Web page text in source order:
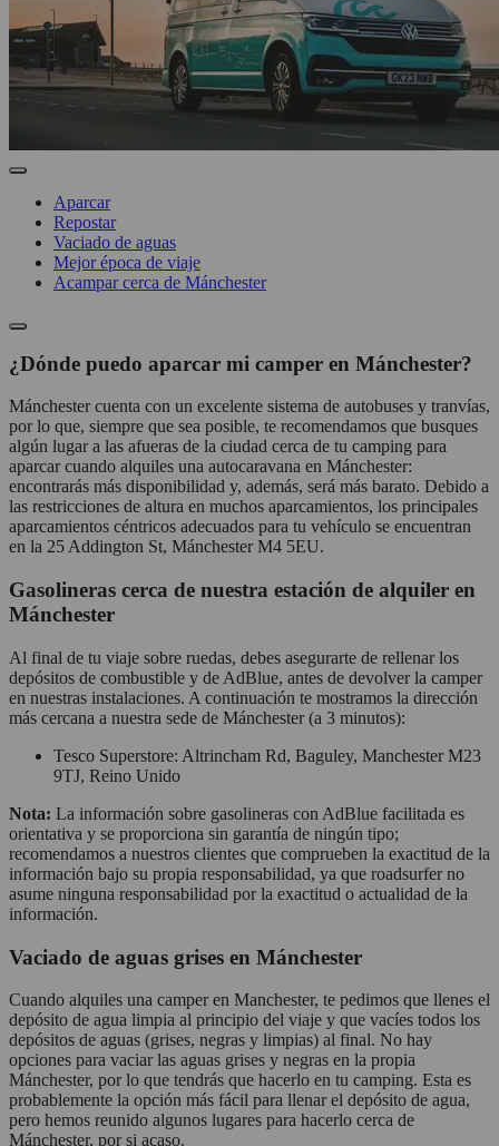
Aparcar
Repostar
Vaciado de aguas
Mejor época de viaje
Acampar cerca de Mánchester
¿Dónde puedo aparcar mi camper en Mánchester?
Mánchester cuenta con un excelente sistema de autobuses y tranvías,
por lo que, siempre que sea posible, te recomendamos que busques
algún lugar a las afueras de la ciudad cerca de tu camping para
aparcar cuando alquiles una autocaravana en Mánchester:
encontrarás más disponibilidad y, además, será más barato. Debido a
las restricciones de altura en muchos aparcamientos, los principales
aparcamientos céntricos adecuados para tu vehículo se encuentran
en la 25 Addington St, Mánchester M4 5EU.
Gasolineras cerca de nuestra estación de alquiler en
Mánchester
Al final de tu viaje sobre ruedas, debes asegurarte de rellenar los
depósitos de combustible y de AdBlue, antes de devolver la camper
en nuestras instalaciones. A continuación te mostramos la dirección
más cercana a nuestra sede de Mánchester (a 3 minutos):
Tesco Superstore: Altrincham Rd, Baguley, Manchester M23
9TJ, Reino Unido
Nota: La información sobre gasolineras con AdBlue facilitada es
orientativa y se proporciona sin garantía de ningún tipo;
recomendamos a nuestros clientes que comprueben la exactitud de la
información bajo su propia responsabilidad, ya que roadsurfer no
asume ninguna responsabilidad por la exactitud o actualidad de la
información.
Vaciado de aguas grises en Mánchester
Cuando alquiles una camper en Manchester, te pedimos que llenes el
depósito de agua limpia al principio del viaje y que vacíes todos los
depósitos de aguas (grises, negras y limpias) al final. No hay
opciones para vaciar las aguas grises y negras en la propia
Mánchester, por lo que tendrás que hacerlo en tu camping. Esta es
probablemente la opción más fácil para llenar el depósito de agua,
pero hemos reunido algunos lugares para hacerlo cerca de
Mánchester, por si acaso.